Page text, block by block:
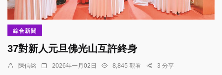
綜合新聞
37對新人元旦佛光山互許終身
陳信銘 2026年一月02日 8,845 觀看 3 分享